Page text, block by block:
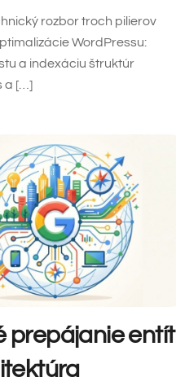
rozbor troch pilierov
WordPressu:
a indexáciu štruktúr
a […]
prepájanie entít